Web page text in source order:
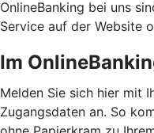
OnlineBanking bei uns
Service auf der Website
Im
Melden Sie sich hier mit
Zugangsdaten an. So